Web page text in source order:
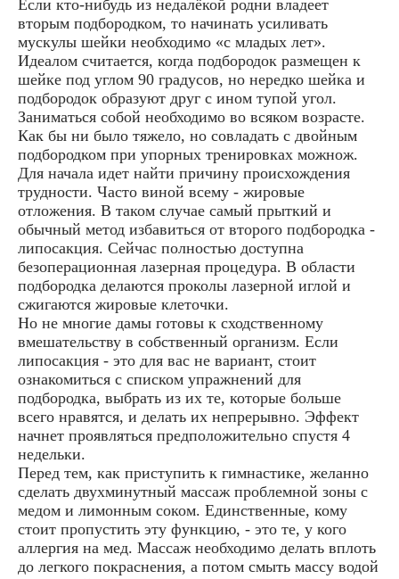
Если кто-нибудь из недалёкой родни владеет
вторым подбородком, то начинать усиливать
мускулы шейки необходимо «с младых лет».
Идеалом считается, когда подбородок размещен к
шейке под углом 90 градусов, но нередко шейка и
подбородок образуют друг с ином тупой угол.
Заниматься собой необходимо во всяком возрасте.
Как бы ни было тяжело, но совладать с двойным
подбородком при упорных тренировках можнож.
Для начала идет найти причину происхождения
трудности. Часто виной всему - жировые
отложения. В таком случае самый прыткий и
обычный метод избавиться от второго подбородка -
липосакция. Сейчас полностью доступна
безоперационная лазерная процедура. В области
подбородка делаются проколы лазерной иглой и
сжигаются жировые клеточки.
Но не многие дамы готовы к сходственному
вмешательству в собственный организм. Если
липосакция - это для вас не вариант, стоит
ознакомиться с списком упражнений для
подбородка, выбрать из их те, которые больше
всего нравятся, и делать их непрерывно. Эффект
начнет проявляться предположительно спустя 4
недельки.
Перед тем, как приступить к гимнастике, желанно
сделать двухминутный массаж проблемной зоны с
медом и лимонным соком. Единственные, кому
стоит пропустить эту функцию, - это те, у кого
аллергия на мед. Массаж необходимо делать вплоть
до легкого покраснения, а потом смыть массу водой